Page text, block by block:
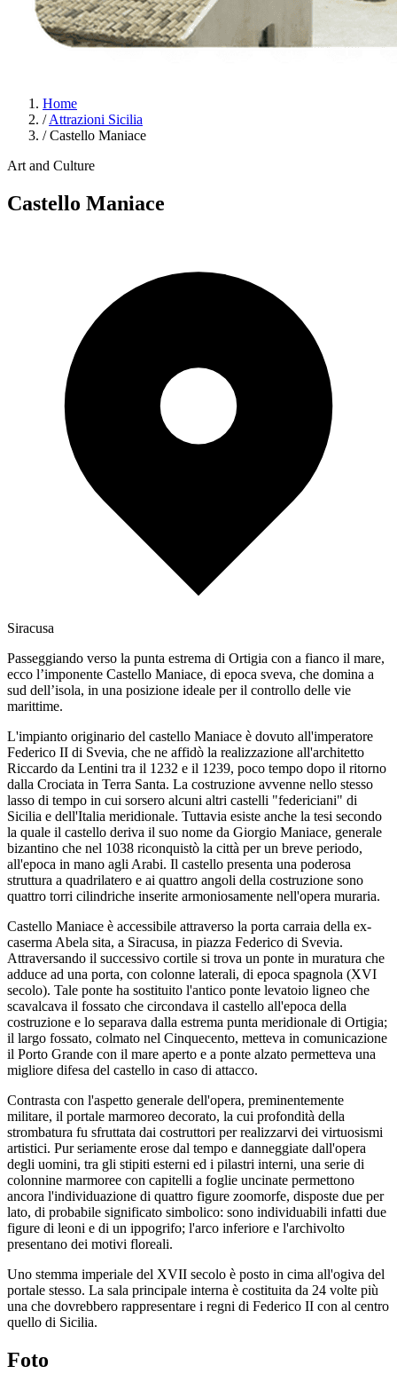
Home
/ Attrazioni Sicilia
/ Castello Maniace
Art and Culture
Castello Maniace
Siracusa
Passeggiando verso la punta estrema di Ortigia con a fianco il mare,
ecco l’imponente Castello Maniace, di epoca sveva, che domina a
sud dell’isola, in una posizione ideale per il controllo delle vie
marittime.
L'impianto originario del castello Maniace è dovuto all'imperatore
Federico II di Svevia, che ne affidò la realizzazione all'architetto
Riccardo da Lentini tra il 1232 e il 1239, poco tempo dopo il ritorno
dalla Crociata in Terra Santa. La costruzione avvenne nello stesso
lasso di tempo in cui sorsero alcuni altri castelli "federiciani" di
Sicilia e dell'Italia meridionale. Tuttavia esiste anche la tesi secondo
la quale il castello deriva il suo nome da Giorgio Maniace, generale
bizantino che nel 1038 riconquistò la città per un breve periodo,
all'epoca in mano agli Arabi. Il castello presenta una poderosa
struttura a quadrilatero e ai quattro angoli della costruzione sono
quattro torri cilindriche inserite armoniosamente nell'opera muraria.
Castello Maniace è accessibile attraverso la porta carraia della ex-
caserma Abela sita, a Siracusa, in piazza Federico di Svevia.
Attraversando il successivo cortile si trova un ponte in muratura che
adduce ad una porta, con colonne laterali, di epoca spagnola (XVI
secolo). Tale ponte ha sostituito l'antico ponte levatoio ligneo che
scavalcava il fossato che circondava il castello all'epoca della
costruzione e lo separava dalla estrema punta meridionale di Ortigia;
il largo fossato, colmato nel Cinquecento, metteva in comunicazione
il Porto Grande con il mare aperto e a ponte alzato permetteva una
migliore difesa del castello in caso di attacco.
Contrasta con l'aspetto generale dell'opera, preminentemente
militare, il portale marmoreo decorato, la cui profondità della
strombatura fu sfruttata dai costruttori per realizzarvi dei virtuosismi
artistici. Pur seriamente erose dal tempo e danneggiate dall'opera
degli uomini, tra gli stipiti esterni ed i pilastri interni, una serie di
colonnine marmoree con capitelli a foglie uncinate permettono
ancora l'individuazione di quattro figure zoomorfe, disposte due per
lato, di probabile significato simbolico: sono individuabili infatti due
figure di leoni e di un ippogrifo; l'arco inferiore e l'archivolto
presentano dei motivi floreali.
Uno stemma imperiale del XVII secolo è posto in cima all'ogiva del
portale stesso. La sala principale interna è costituita da 24 volte più
una che dovrebbero rappresentare i regni di Federico II con al centro
quello di Sicilia.
Foto